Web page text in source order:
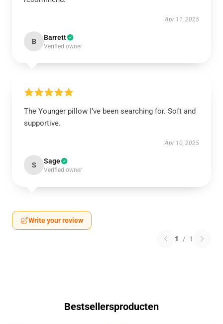
Apr 11, 2025
B Barrett
Verified owner
The Younger pillow I’ve been searching for. Soft and
supportive.
Apr 10, 2025
S Sage
Verified owner
Write your review
1 / 1
Bestsellersproducten